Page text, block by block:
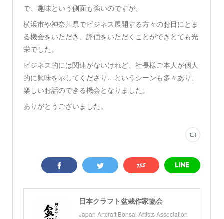
で、趣味という側面も強いのですが、
横浜市や神奈川県でビジネス展開する方々のお目にとま
る機会をいただき、評価をいただくことができとても光
栄でした。
ビジネス的には関連がないけれど、社長様ご本人が個人
的に興味を示してくださり…というシーンも多々あり、
楽しいお話のできる機会となりました。
ありがとうございました。
日本クラフト盆栽作家協会
Japan Artcraft Bonsai Artists Association